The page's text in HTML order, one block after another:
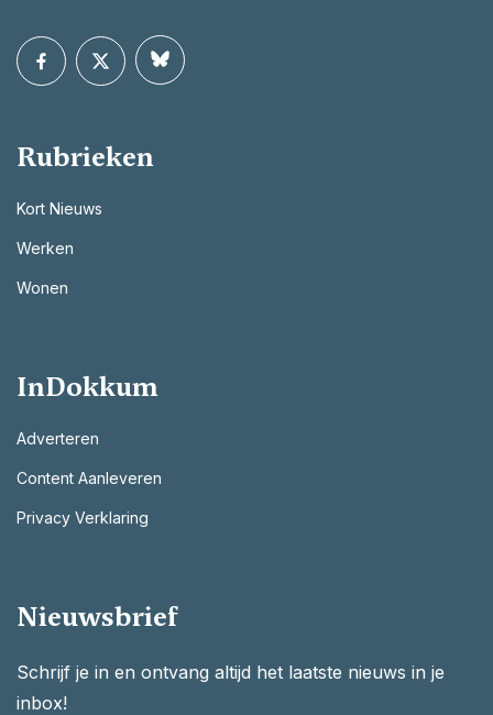
Rubrieken
Kort Nieuws
Werken
Wonen
InDokkum
Adverteren
Content Aanleveren
Privacy Verklaring
Nieuwsbrief
Schrijf je in en ontvang altijd het laatste nieuws in je
inbox!